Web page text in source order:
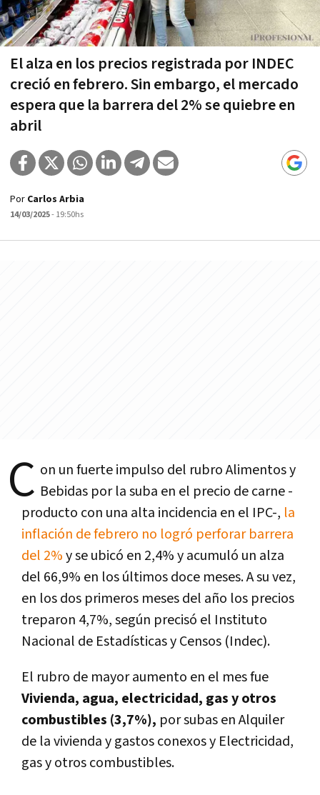
El alza en los precios registrada por INDEC
creció en febrero. Sin embargo, el mercado
espera que la barrera del 2% se quiebre en
abril
Por Carlos Arbia
14/03/2025- 19:50hs
C on un fuerte impulso del rubro Alimentos y
Bebidas por la suba en el precio de carne -
producto con una alta incidencia en el IPC-, la
inflación de febrero no logró perforar barrera
del 2%y se ubicó en 2,4% y acumuló un alza
del 66,9% en los últimos doce meses. A su vez,
en los dos primeros meses del año los precios
treparon 4,7%, según precisó el Instituto
Nacional de Estadísticas y Censos (Indec).
El rubro de mayor aumento en el mes fue
Vivienda, agua, electricidad, gas y otros
combustibles (3,7%), por subas en Alquiler
de la vivienda y gastos conexos y Electricidad,
gas y otros combustibles.